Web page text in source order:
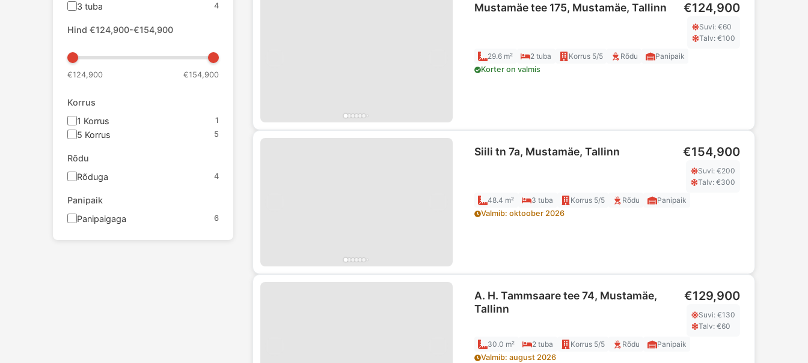
3 tuba 4
Hind €124,900-€154,900
€124,900 €154,900
Korrus
1 Korrus 1
5 Korrus 5
Rõdu
Rõduga
4
Panipaik
Panipaigaga
6
Mustamäe tee 175, Mustamäe, Tallinn €124,900
Suvi: €60
Talv: €100
29.6 m² 2 tuba Korrus 5/5 Rõdu
Panipaik
Korter on valmis
Siili tn 7a, Mustamäe, Tallinn €154,900
Suvi: €200
Talv: €300
48.4 m² 3 tuba Korrus 5/5 Rõdu
Panipaik
Valmib: oktoober 2026
A. H. Tammsaare tee 74, Mustamäe,
Tallinn
€129,900
Suvi: €130
Talv: €60
30.0 m² 2 tuba Korrus 5/5 Rõdu
Panipaik
Valmib: august 2026